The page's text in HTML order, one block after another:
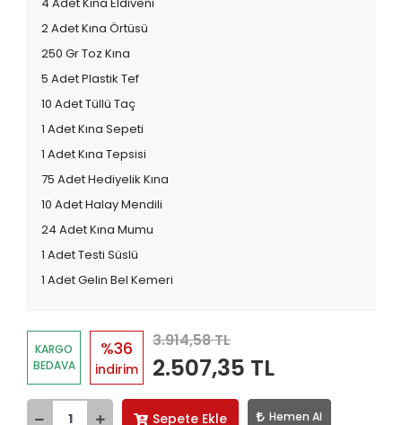
2 Adet Kına Örtüsü
250 Gr Toz Kına
5 Adet Plastik Tef
10 Adet Tüllü Taç
1 Adet Kına Sepeti
1 Adet Kına Tepsisi
75 Adet Hediyelik Kına
10 Adet Halay Mendili
24 Adet Kına Mumu
1 Adet Testi Süslü
1 Adet Gelin Bel Kemeri
KARGO
BEDAVA
%36
indirim
3.914,58 TL
2.507,35 TL
Sepete Ekle Hemen Al